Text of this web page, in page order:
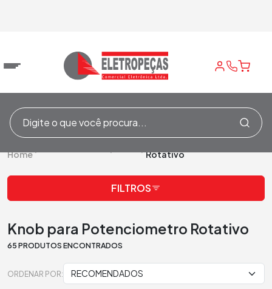
Home
Knob para Potenciometro
Rotativo
FILTROS
Knob para Potenciometro Rotativo
65 PRODUTOS ENCONTRADOS
ORDENAR POR: